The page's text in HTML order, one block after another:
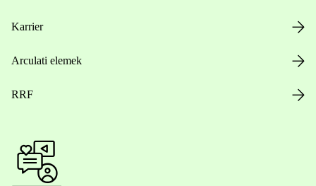
Karrier
Arculati elemek
RRF